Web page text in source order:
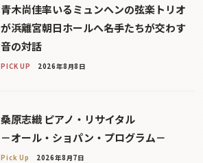
青木尚佳率いるミュンヘンの弦楽トリオ
が浜離宮朝日ホールへ――名手たちが交わす
音の対話
PICK UP 2026年8月8日
桑原志織 ピアノ・リサイタル
－オール・ショパン・プログラム－
Pick Up 2026年8月7日